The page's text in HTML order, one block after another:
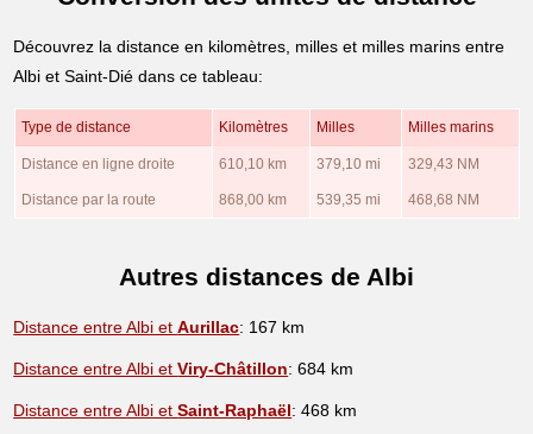
Découvrez la distance en kilomètres, milles et milles marins entre
Albi et Saint-Dié dans ce tableau:
Type de distance Kilomètres Milles Milles marins
Distance en ligne droite 610,10 km 379,10 mi 329,43 NM
Distance par la route 868,00 km 539,35 mi 468,68 NM
Autres distances de Albi
Distance entre Albi etAurillac: 167 km
Distance entre Albi etViry-Châtillon: 684 km
Distance entre Albi etSaint-Raphaël: 468 km